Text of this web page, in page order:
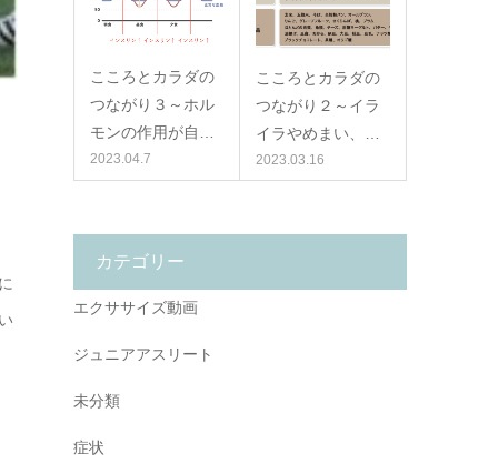
こころとカラダの
つながり３～ホル
モンの作用が自…
2023.04.7
こころとカラダの
つながり２～イラ
イラやめまい、…
2023.03.16
カテゴリー
エクササイズ動画
ジュニアアスリート
未分類
症状